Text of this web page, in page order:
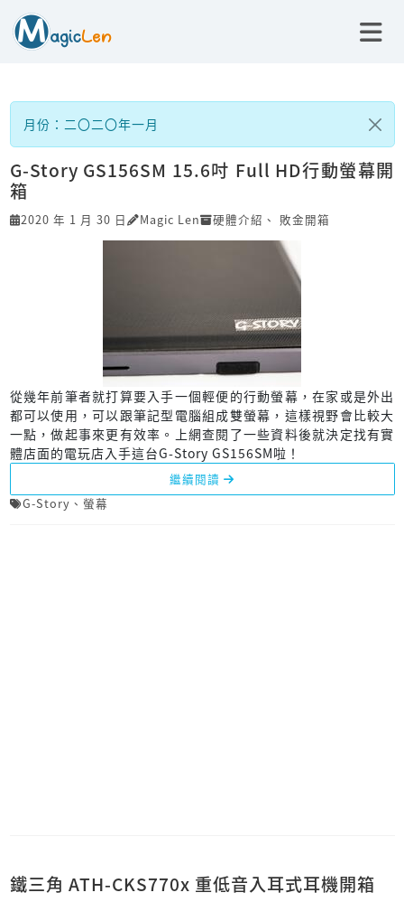
月份：二〇二〇年一月
G-Story GS156SM 15.6吋 Full HD行動螢幕開
箱
2020 年 1 月 30 日 Magic Len 硬體介紹 、 敗金開箱
從幾年前筆者就打算要入手一個輕便的行動螢幕，在家或是外出
都可以使用，可以跟筆記型電腦組成雙螢幕，這樣視野會比較大
一點，做起事來更有效率。上網查閱了一些資料後就決定找有實
體店面的電玩店入手這台G-Story GS156SM啦！
繼續閱讀
G-Story 、 螢幕
鐵三角 ATH-CKS770x 重低音入耳式耳機開箱